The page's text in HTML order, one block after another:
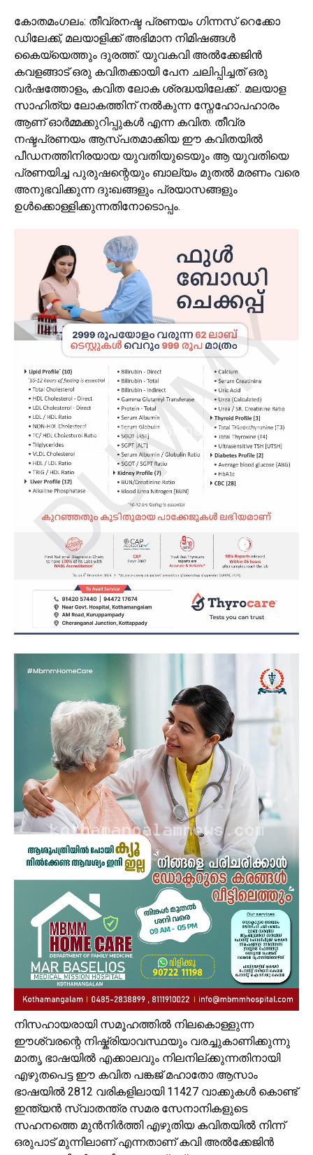
കോതമംഗലം: തീവ്രനഷ്ട പ്രണയം ഗിന്നസ് റെക്കോ
ഡിലേക്ക്, മലയാളിക്ക് അഭിമാന നിമിഷങ്ങൾ
കൈയ്യെത്തും ദുരത്ത്. യുവകവി അൽക്കേജിൻ
കവളങ്ങാട് ഒരു കവിതക്കായി പേന ചലിപ്പിച്ചത് ഒരു
വർഷത്തോളം, കവിത ലോക ശ്രദ്ധയിലേക്ക് . മലയാള
സാഹിത്യ ലോകത്തിന് നൽകുന്ന സ്നേഹോപഹാരം
ആണ് ഓർമ്മക്കുറിപ്പുകൾ എന്ന കവിത. തീവ്ര
നഷ്ടപ്രണയം ആസ്പതമാക്കിയ ഈ കവിതയിൽ
പീഡനത്തിനിരയായ യുവതിയുടെയും ആ യുവതിയെ
പ്രണയിച്ച പുരുഷന്റെയും ബാല്യം മുതൽ മരണം വരെ
അനുഭവിക്കുന്ന ദുഃഖങ്ങളും പ്രയാസങ്ങളും
ഉൾക്കൊള്ളിക്കുന്നതിനോടൊപ്പം.
നിസഹായരായി സമൂഹത്തിൽ നിലകൊള്ളുന്ന
ഈശ്വരന്റെ നിഷ്ക്രിയാവസ്ഥയും വരച്ചുകാണിക്കുന്നു
മാതൃ ഭാഷയിൽ എക്കാലവും നിലനില്ക്കുന്നതിനായി
എഴുതപെട്ട ഈ കവിത പങ്കജ് മഹാതോ ആസാം
ഭാഷയിൽ 2812 വരികളിലായി 11427 വാക്കുകൾ കൊണ്ട്
ഇന്ത്യൻ സ്വാതന്ത്ര സമര സേനാനികളുടെ
സഹനത്തെ മുൻനിർത്തി എഴുതിയ കവിതയിൽ നിന്ന്
ഒരുപാട് മുന്നിലാണ് എന്നതാണ് കവി അൽക്കേജിൻ